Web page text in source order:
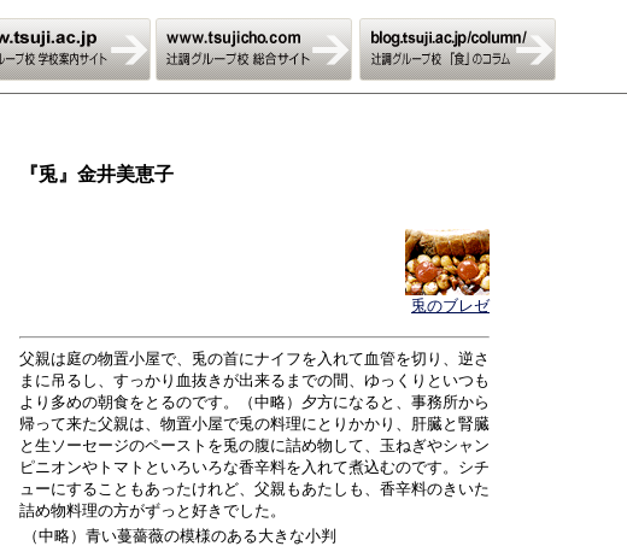
『兎』金井美恵子
兎のブレゼ
父親は庭の物置小屋で、兎の首にナイフを入れて血管を切り、逆さ
まに吊るし、すっかり血抜きが出来るまでの間、ゆっくりといつも
より多めの朝食をとるのです。（中略）夕方になると、事務所から
帰って来た父親は、物置小屋で兎の料理にとりかかり、肝臓と腎臓
と生ソーセージのペーストを兎の腹に詰め物して、玉ねぎやシャン
ピニオンやトマトといろいろな香辛料を入れて煮込むのです。シチ
ューにすることもあったけれど、父親もあたしも、香辛料のきいた
詰め物料理の方がずっと好きでした。
（中略）青い蔓薔薇の模様のある大きな小判